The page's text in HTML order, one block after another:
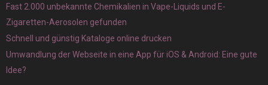
Fast 2.000 unbekannte Chemikalien in Vape-Liquids und E-
Zigaretten-Aerosolen gefunden
Schnell und günstig Kataloge online drucken
Umwandlung der Webseite in eine App für iOS & Android: Eine gute
Idee?